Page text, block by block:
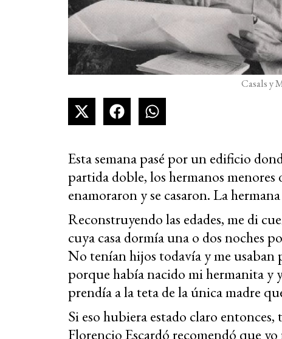
Casals y
Esta semana pasé por un edificio
partida doble, los hermanos menores
enamoraron y se casaron. La
Reconstruyendo las edades, me di
cuya casa dormía una o dos noches
No tenían hijos todavía y me usaban
porque había nacido mi hermanita y
prendía a la teta de la única madre
Si eso hubiera estado claro
Florencio Escardó recomendó que